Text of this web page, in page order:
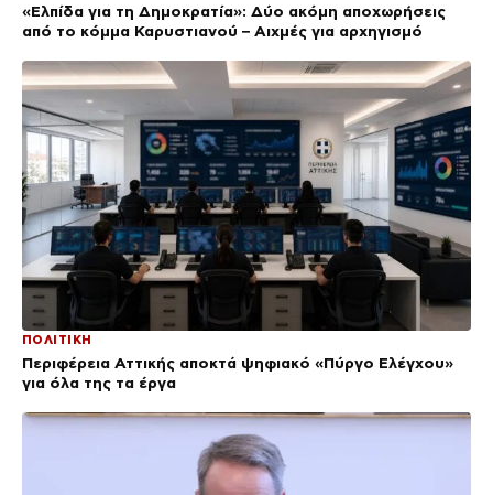
«Ελπίδα για τη Δημοκρατία»: Δύο ακόμη αποχωρήσεις
από το κόμμα Καρυστιανού – Αιχμές για αρχηγισμό
ΠΟΛΙΤΙΚΗ
Περιφέρεια Αττικής αποκτά ψηφιακό «Πύργο Ελέγχου»
για όλα της τα έργα